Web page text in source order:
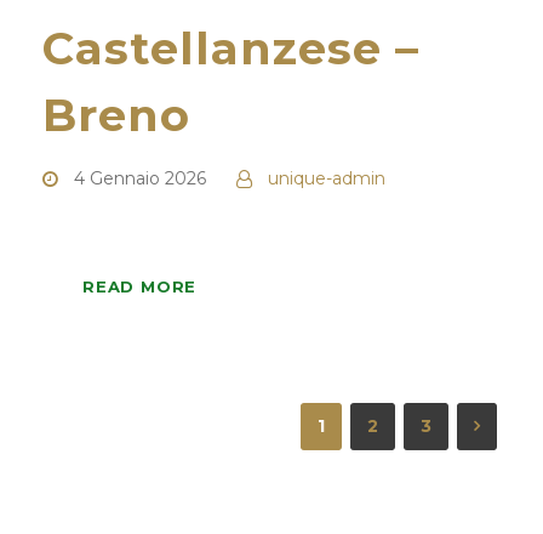
Castellanzese –
Breno
4 Gennaio 2026 unique-admin
READ MORE
1 2 3